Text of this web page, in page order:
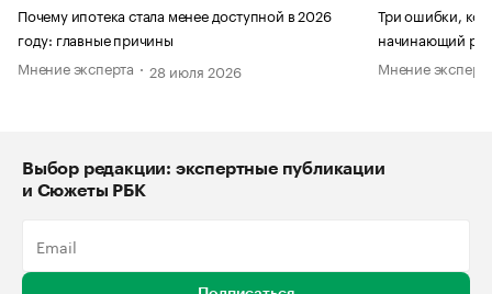
Почему ипотека стала менее доступной в 2026
году: главные причины
Мнение эксперта
28 июля 2026
Три ошибки,
начинающий
Мнение
Выбор редакции: экспертные публикации
и Сюжеты РБК